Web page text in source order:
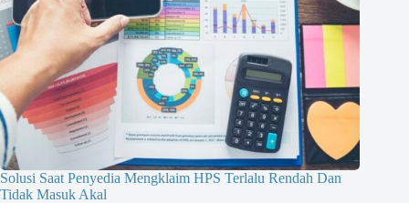
Solusi Saat Penyedia Mengklaim HPS Terlalu Rendah Dan
Tidak Masuk Akal